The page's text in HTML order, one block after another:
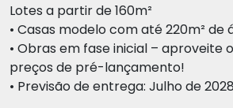
Lotes a partir de 160m²
• Casas modelo com até 220m²
• Obras em fase inicial – aproveite
preços de pré-lançamento!
• Previsão de entrega: Julho de 2028